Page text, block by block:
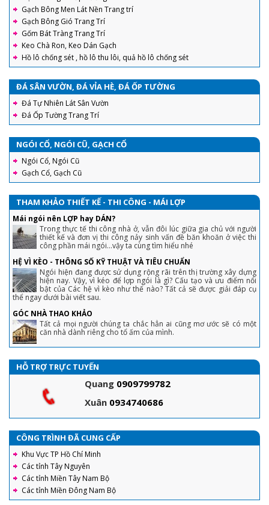
Gạch Bông Men Lát Nền Trang trí
Gạch Bông Gió Trang Trí
Gốm Bát Tràng Trang Trí
Keo Chà Ron, Keo Dán Gạch
Hồ lô chống sét , hồ lô thu lôi, quả hồ lô chống sét
ĐÁ SÂN VƯỜN, ĐÁ VỈA HÈ, ĐÁ ỐP TƯỜNG
Đá Tự Nhiên Lát Sân Vườn
Đá Ốp Tường Trang Trí
NGÓI CỔ, NGÓI CŨ, GẠCH CỔ
Ngói Cổ, Ngói Cũ
Gạch Cổ, Gạch Cũ
THAM KHẢO THIẾT KẾ - THI CÔNG - MÁI LỢP
Mái ngói nên LỢP hay DÁN?
Trong thực tế thi công nhà ở, vẫn đôi lúc giữa gia chủ với người
thiết kế và đơn vị thi công nảy sinh vấn đề băn khoăn ở việc thi
công phần mái ngói...vậy ta cùng tìm hiểu nhé
HỆ VÌ KÈO - THÔNG SỐ KỸ THUẬT VÀ TIÊU CHUẨN
Ngói hiện đang được sử dụng rộng rãi trên thị trường xây dựng
hiện nay. Vậy, vì kéo để lợp ngói là gì? Cấu tạo và ưu điểm nổi
bật của Các hệ vì kèo như thế nào? Tất cả sẽ được giải đáp cụ
thể ngay dưới bài viết sau.
GÓC NHÀ THAO KHẢO
Tất cả mọi người chúng ta chắc hẳn ai cũng mơ ước sẽ có một
căn nhà dành riêng cho tổ ấm của mình.
HỖ TRỢ TRỰC TUYẾN
Quang 0909799782
Xuân 0934740686
CÔNG TRÌNH ĐÃ CUNG CẤP
Khu Vực TP Hồ Chí Minh
Các tỉnh Tây Nguyên
Các tỉnh Miền Tây Nam Bộ
Các tỉnh Miền Đông Nam Bộ